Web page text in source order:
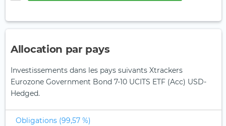
Allocation par pays
Investissements dans les pays suivants Xtrackers
Eurozone Government Bond 7-10 UCITS ETF (Acc) USD-
Hedged.
Obligations (99,57 %)